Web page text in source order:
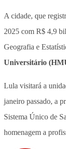
A cidade, que
2025 com R$ 4,9
Geografia e
Universitário
Lula visitará a
janeiro passado, a
Sistema Único de
homenagem a